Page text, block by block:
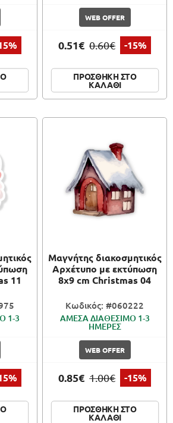
WEB OFFER
0.51€ 0.60€ -15%
ΠΡΟΣΘΗΚΗ ΣΤΟ
ΚΑΛΑΘΙ
11
1-3
Μαγνήτης διακοσμητικός
Αρχέτυπο με εκτύπωση
8x9 cm Christmas 04
Κωδικός: #060222
ΑΜΕΣΑ ΔΙΑΘΕΣΙΜΟ 1-3
ΗΜΕΡΕΣ
WEB OFFER
0.85€ 1.00€ -15%
ΠΡΟΣΘΗΚΗ ΣΤΟ
ΚΑΛΑΘΙ